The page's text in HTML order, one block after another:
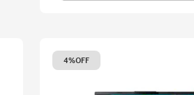
4%OFF